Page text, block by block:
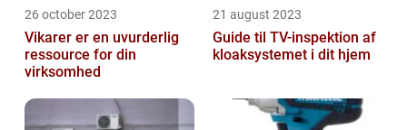
26 october 2023
Vikarer er en uvurderlig
ressource for din
virksomhed
21 august 2023
Guide til TV-inspektion af
kloaksystemet i dit hjem